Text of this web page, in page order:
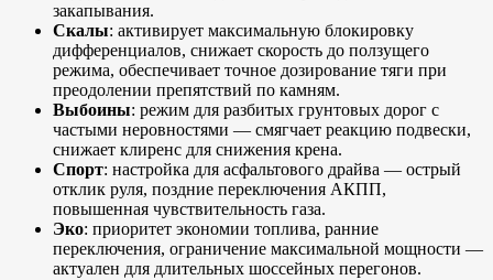
закапывания.
Скалы: активирует максимальную блокировку
дифференциалов, снижает скорость до ползущего
режима, обеспечивает точное дозирование тяги при
преодолении препятствий по камням.
Выбоины: режим для разбитых грунтовых дорог с
частыми неровностями — смягчает реакцию подвески,
снижает клиренс для снижения крена.
Спорт: настройка для асфальтового драйва — острый
отклик руля, поздние переключения АКПП,
повышенная чувствительность газа.
Эко: приоритет экономии топлива, ранние
переключения, ограничение максимальной мощности —
актуален для длительных шоссейных перегонов.